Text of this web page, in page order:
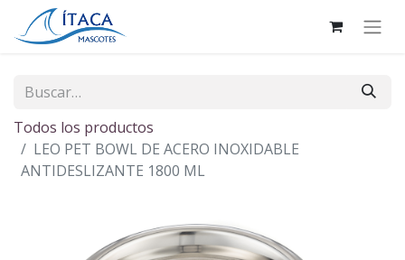
Todos los productos
LEO PET BOWL DE ACERO INOXIDABLE
ANTIDESLIZANTE 1800 ML